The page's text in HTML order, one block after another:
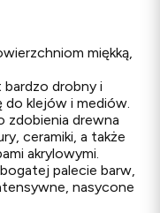
miękką,
bardzo drobny i
do klejów i mediów.
zdobienia drewna
ceramiki, a także
akrylowymi.
palecie barw,
nasycone